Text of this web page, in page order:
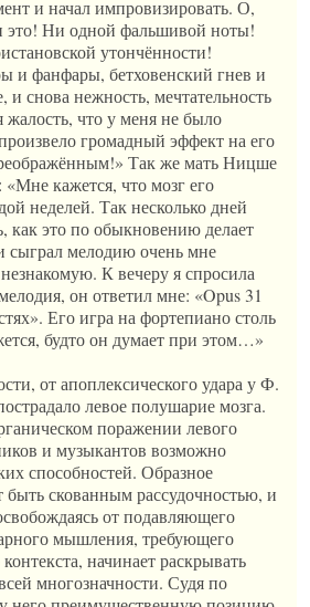
и начал импровизировать. О,
Ни одной фальшивой ноты!
утончённости!
и фанфары, бетховенский гнев и
и снова нежность, мечтательность
что у меня не было
громадный эффект на его
Так же мать Ницше
кажется, что мозг его
неделей. Так несколько дней
как это по обыкновению делает
сыграл мелодию очень мне
К вечеру я спросила
он ответил мне: «Opus 31
Его игра на фортепиано столь
будто он думает при этом…»
от апоплексического удара у Ф.
левое полушарие мозга.
поражении левого
и музыкантов возможно
способностей. Образное
скованным рассудочностью, и
от подавляющего
мышления, требующего
начинает раскрывать
многозначности. Судя по